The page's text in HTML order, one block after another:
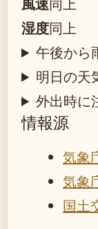
風速同上
湿度同上
午後から
明日の天
外出時に
情報源
気象
気象
国土